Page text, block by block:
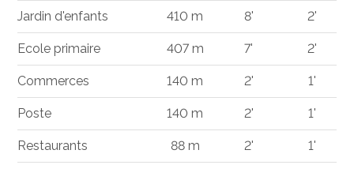
Jardin d'enfants 410 m 8' 2'
Ecole primaire 407 m 7' 2'
Commerces 140 m 2' 1'
Poste 140 m 2' 1'
Restaurants 88 m 2' 1'